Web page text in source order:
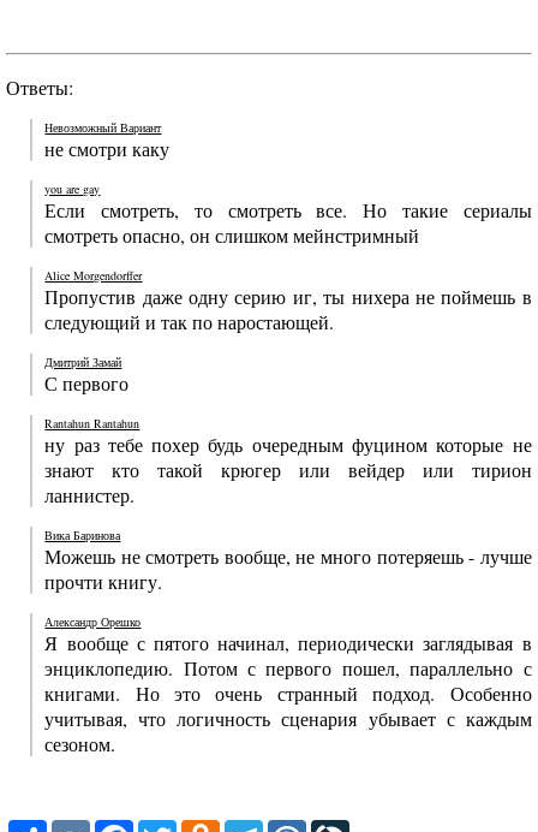
Ответы:
Невозможный Вариант
не смотри каку
you are gay
Если смотреть, то смотреть все. Но такие сериалы
смотреть опасно, он слишком мейнстримный
Alice Morgendorffer
Пропустив даже одну серию иг, ты нихера не поймешь в
следующий и так по наростающей.
Дмитрий Замай
С первого
Rantahun Rantahun
ну раз тебе похер будь очередным фуцином которые не
знают кто такой крюгер или вейдер или тирион
ланнистер.
Вика Баринова
Можешь не смотреть вообще, не много потеряешь - лучше
прочти книгу.
Александр Орешко
Я вообще с пятого начинал, периодически заглядывая в
энциклопедию. Потом с первого пошел, параллельно с
книгами. Но это очень странный подход. Особенно
учитывая, что логичность сценария убывает с каждым
сезоном.